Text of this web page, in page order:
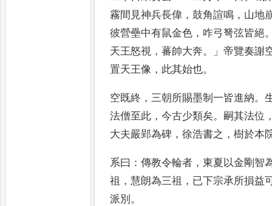
霧間見神兵長偉 ，鼓角諠鳴 ， 山地
彼營壘中有鼠金色 ， 咋弓弩弦皆絕
天王怒視 ，蕃帥大奔。」帝覽奏謝
置天王像 ， 此其始也。
空既終 ，三朝所賜墨制一皆進納。
法僧至此 ，今古少類矣。 嗣其法位
大夫嚴郢為碑 ，徐浩書之 ，樹於本
系曰 ：傳教令輪者 ，東夏以金剛智
祖 ，慧朗為三祖 ， 已下宗承所損益
派別 。